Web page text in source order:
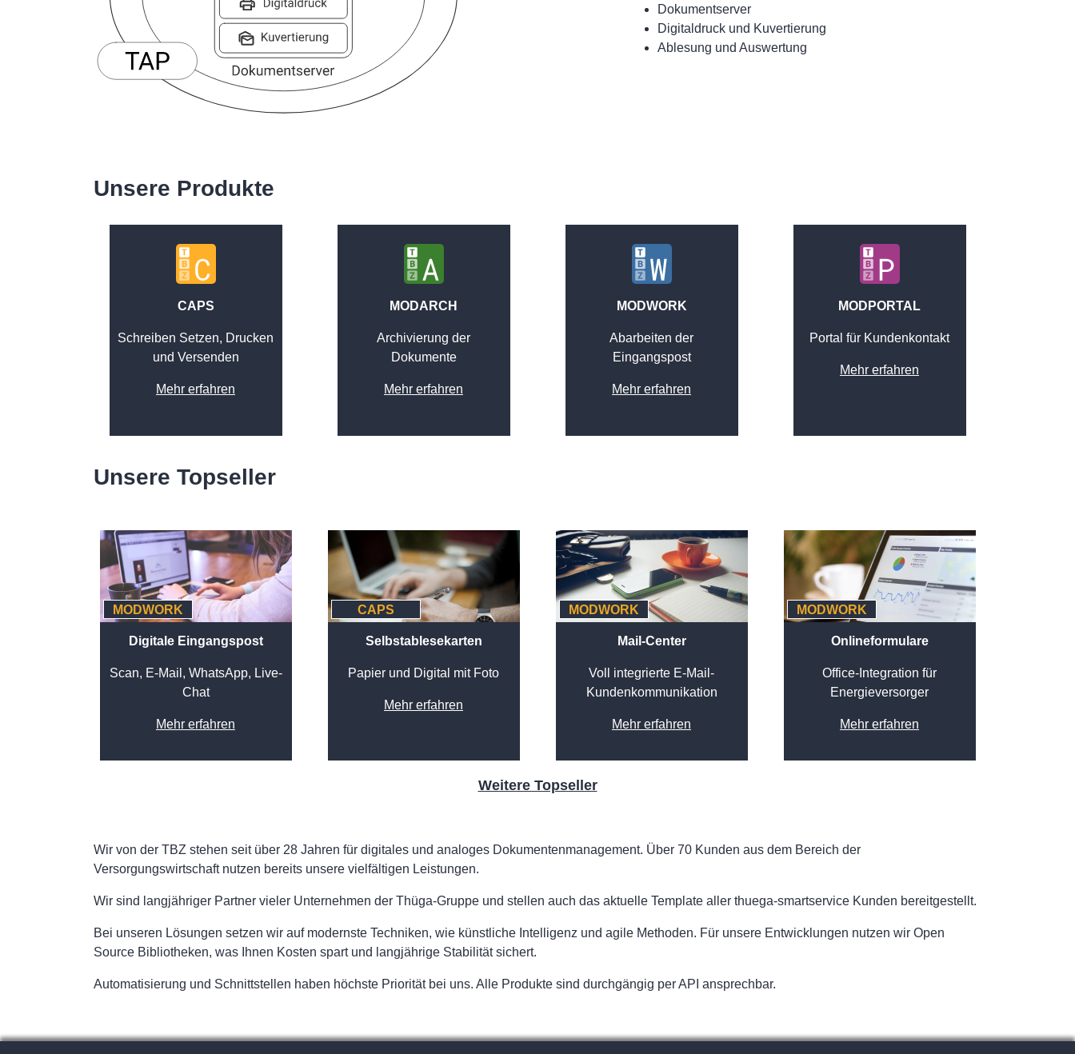
Dokumentserver
Digitaldruck und Kuvertierung
Ablesung und Auswertung
Unsere Produkte
CAPS
Schreiben Setzen, Drucken
und Versenden
Mehr erfahren
MODARCH
Archivierung der
Dokumente
Mehr erfahren
MODWORK
Abarbeiten der
Eingangspost
Mehr erfahren
MODPORTAL
Portal für Kundenkontakt
Mehr erfahren
Unsere Topseller
MODWORK
Digitale Eingangspost
Scan, E-Mail, WhatsApp, Live-
Chat
Mehr erfahren
CAPS
Selbstablesekarten
Papier und Digital mit Foto
Mehr erfahren
MODWORK
Mail-Center
Voll integrierte E-Mail-
Kundenkommunikation
Mehr erfahren
MODWORK
Onlineformulare
Office-Integration für
Energieversorger
Mehr erfahren
Weitere Topseller
Wir von der TBZ stehen seit über 28 Jahren für digitales und analoges Dokumentenmanagement. Über 70 Kunden aus dem Bereich der
Versorgungswirtschaft nutzen bereits unsere vielfältigen Leistungen.
Wir sind langjähriger Partner vieler Unternehmen der Thüga-Gruppe und stellen auch das aktuelle Template aller thuega-smartservice Kunden bereitgestellt.
Bei unseren Lösungen setzen wir auf modernste Techniken, wie künstliche Intelligenz und agile Methoden. Für unsere Entwicklungen nutzen wir Open
Source Bibliotheken, was Ihnen Kosten spart und langjährige Stabilität sichert.
Automatisierung und Schnittstellen haben höchste Priorität bei uns. Alle Produkte sind durchgängig per API ansprechbar.